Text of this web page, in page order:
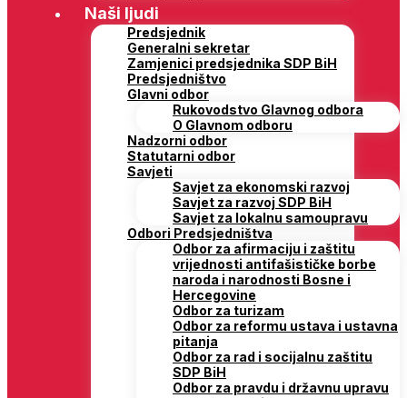
Naši ljudi
Predsjednik
Generalni sekretar
Zamjenici predsjednika SDP BiH
Predsjedništvo
Glavni odbor
Rukovodstvo Glavnog odbora
O Glavnom odboru
Nadzorni odbor
Statutarni odbor
Savjeti
Savjet za ekonomski razvoj
Savjet za razvoj SDP BiH
Savjet za lokalnu samoupravu
Odbori Predsjedništva
Odbor za afirmaciju i zaštitu
vrijednosti antifašističke borbe
naroda i narodnosti Bosne i
Hercegovine
Odbor za turizam
Odbor za reformu ustava i ustavna
pitanja
Odbor za rad i socijalnu zaštitu
SDP BiH
Odbor za pravdu i državnu upravu